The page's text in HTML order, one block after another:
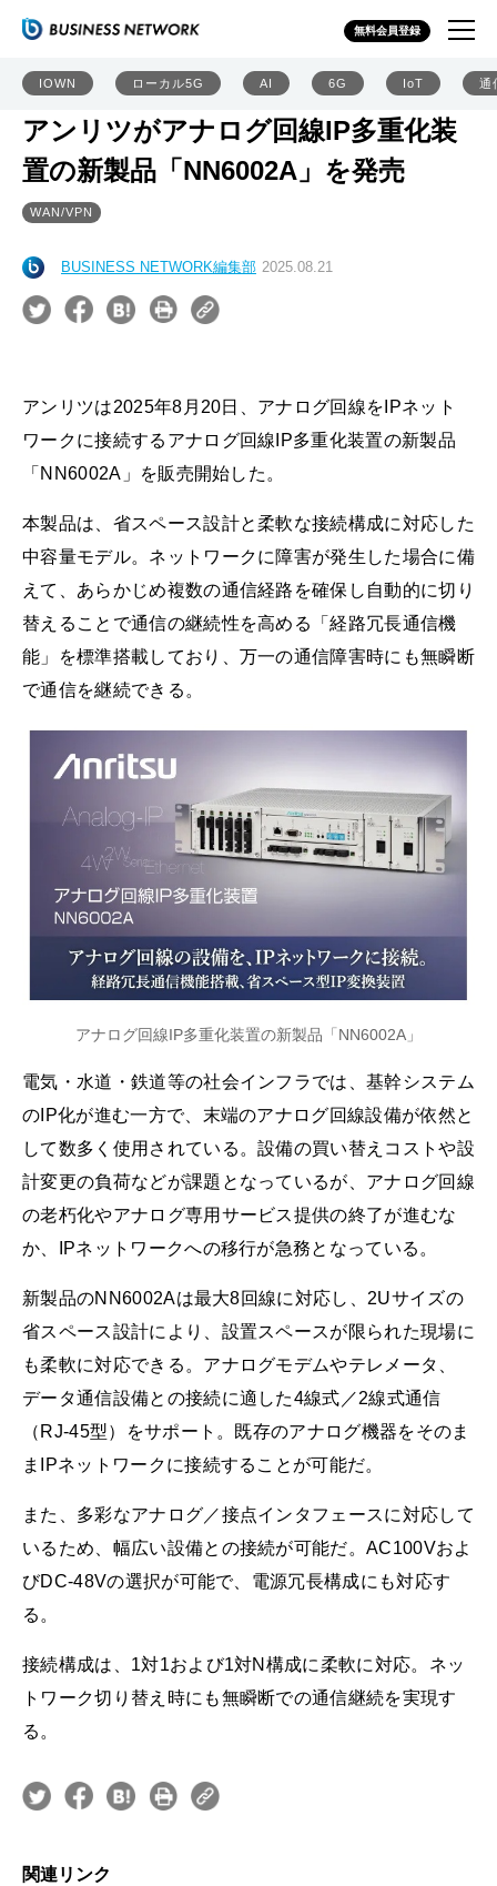
無料会員登録
IOWN ローカル5G AI 6G IoT 通
アンリツがアナログ回線IP多重化装
置の新製品「NN6002A」を発売
WAN/VPN
BUSINESS NETWORK編集部 2025.08.21
アンリツは2025年8月20日、アナログ回線をIPネット
ワークに接続するアナログ回線IP多重化装置の新製品
「NN6002A」を販売開始した。
本製品は、省スペース設計と柔軟な接続構成に対応した
中容量モデル。ネットワークに障害が発生した場合に備
えて、あらかじめ複数の通信経路を確保し自動的に切り
替えることで通信の継続性を高める「経路冗長通信機
能」を標準搭載しており、万一の通信障害時にも無瞬断
で通信を継続できる。
アナログ回線IP多重化装置の新製品「NN6002A」
電気・水道・鉄道等の社会インフラでは、基幹システム
のIP化が進む一方で、末端のアナログ回線設備が依然と
して数多く使用されている。設備の買い替えコストや設
計変更の負荷などが課題となっているが、アナログ回線
の老朽化やアナログ専用サービス提供の終了が進むな
か、IPネットワークへの移行が急務となっている。
新製品のNN6002Aは最大8回線に対応し、2Uサイズの
省スペース設計により、設置スペースが限られた現場に
も柔軟に対応できる。アナログモデムやテレメータ、
データ通信設備との接続に適した4線式／2線式通信
（RJ-45型）をサポート。既存のアナログ機器をそのま
まIPネットワークに接続することが可能だ。
また、多彩なアナログ／接点インタフェースに対応して
いるため、幅広い設備との接続が可能だ。AC100Vおよ
びDC-48Vの選択が可能で、電源冗長構成にも対応す
る。
接続構成は、1対1および1対N構成に柔軟に対応。ネッ
トワーク切り替え時にも無瞬断での通信継続を実現す
る。
関連リンク